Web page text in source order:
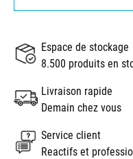
Espace de stockage
8.500 produits en
Livraison rapide
Demain chez vous
Service client
Reactifs et